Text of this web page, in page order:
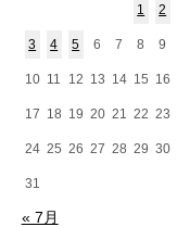
1 2
3 4 5 6 7 8 9
10 11 12 13 14 15 16
17 18 19 20 21 22 23
24 25 26 27 28 29 30
31
« 7月